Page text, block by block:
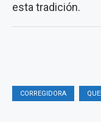
esta tradición.
CORREGIDORA